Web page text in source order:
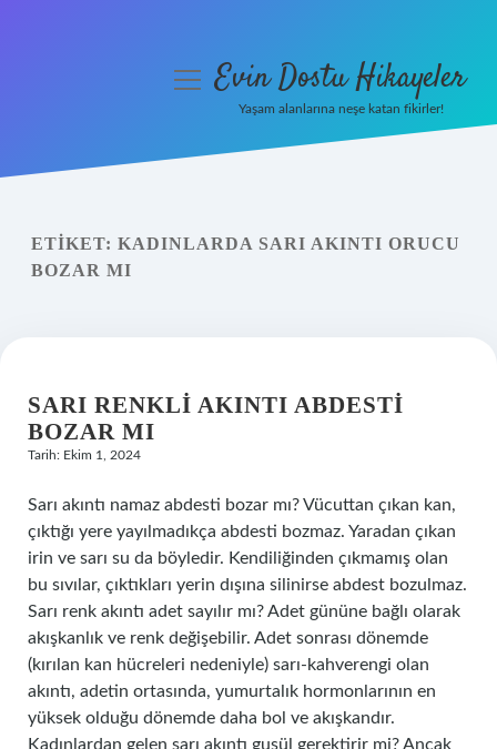
Yasal Uyarı
menüyüEvin Dostu Hikayeler
Yaşam alanlarına neşe katan fikirler!
ETIKET: KADINLARDA SARI AKINTI ORUCU
BOZAR MI
SARI RENKLI AKINTI ABDESTI
BOZAR MI
Tarih: Ekim 1, 2024
Sarı akıntı namaz abdesti bozar mı? Vücuttan çıkan kan,
çıktığı yere yayılmadıkça abdesti bozmaz. Yaradan çıkan
irin ve sarı su da böyledir. Kendiliğinden çıkmamış olan
bu sıvılar, çıktıkları yerin dışına silinirse abdest bozulmaz.
Sarı renk akıntı adet sayılır mı? Adet gününe bağlı olarak
akışkanlık ve renk değişebilir. Adet sonrası dönemde
(kırılan kan hücreleri nedeniyle) sarı-kahverengi olan
akıntı, adetin ortasında, yumurtalık hormonlarının en
yüksek olduğu dönemde daha bol ve akışkandır.
Kadınlardan gelen sarı akıntı gusül gerektirir mi? Ancak